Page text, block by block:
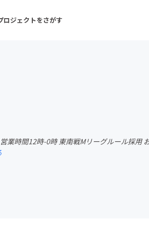
ロジェクトをさがす
フード・飲食店
業時間12時-0時 東南戦Mリーグルール採用